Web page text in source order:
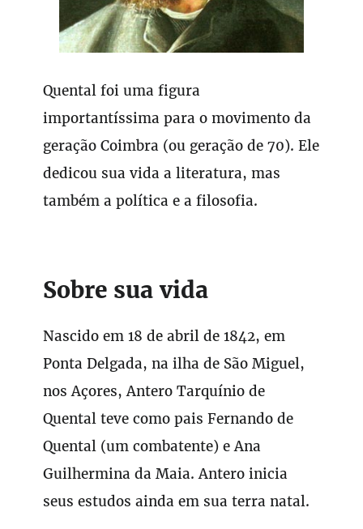
Quental foi uma figura
importantíssima para o movimento da
geração Coimbra (ou geração de 70). Ele
dedicou sua vida a literatura, mas
também a política e a filosofia.
Sobre sua vida
Nascido em 18 de abril de 1842, em
Ponta Delgada, na ilha de São Miguel,
nos Açores, Antero Tarquínio de
Quental teve como pais Fernando de
Quental (um combatente) e Ana
Guilhermina da Maia. Antero inicia
seus estudos ainda em sua terra natal.